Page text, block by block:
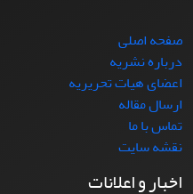
صفحه اصلی
درباره نشریه
اعضای هیات تحریریه
ارسال مقاله
تماس با ما
نقشه سایت
اخبار و اعلانات